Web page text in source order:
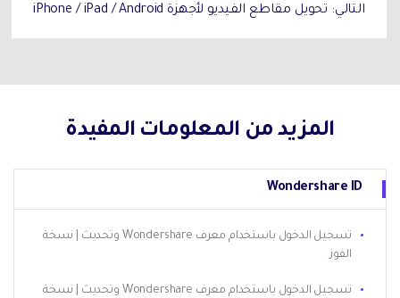
التالي: تحويل مقاطع الفيديو لأجهزة iPhone / iPad / Android
المزيد من المعلومات المفيدة
Wondershare ID
تسجيل الدخول باستخدام معرف Wondershare وتحديث | نسخة
الفوز
تسجيل الدخول باستخدام معرف Wondershare وتحديث | نسخة